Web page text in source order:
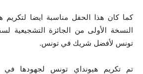
كما كان هذا الحفل مناسبة ايضا لتكريم
النسخة الأولى من الجائزة التشجيعية
تونس لأفضل شريك في تونس.
تم تكريم هيونداي تونس لجهودها في